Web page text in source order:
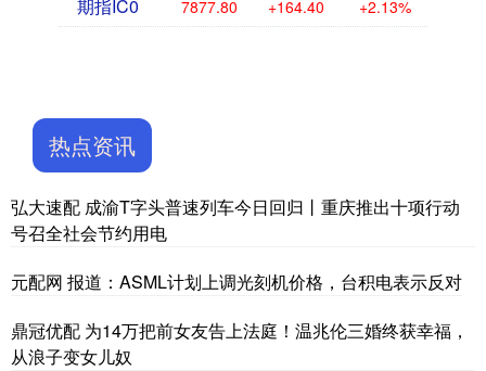
期指IC0 7877.80 +164.40 +2.13%
热点资讯
弘大速配 成渝T字头普速列车今日回归丨重庆推出十项行动
号召全社会节约用电
元配网 报道：ASML计划上调光刻机价格，台积电表示反对
鼎冠优配 为14万把前女友告上法庭！温兆伦三婚终获幸福，
从浪子变女儿奴